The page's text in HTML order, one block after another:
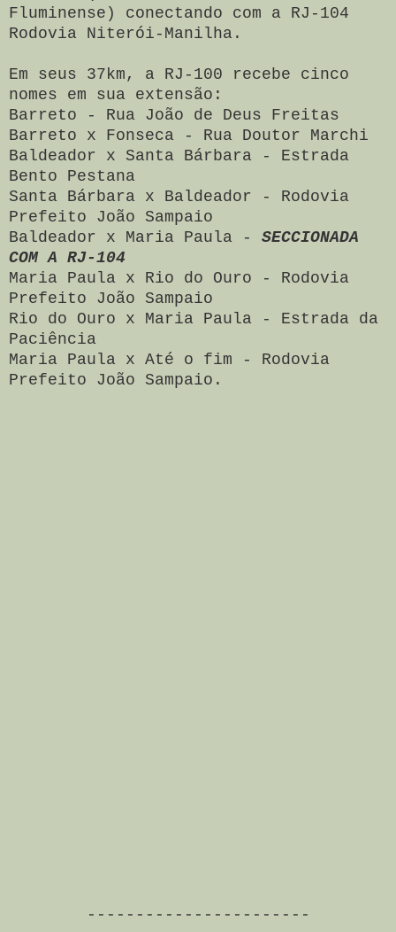
Fluminense) conectando com a RJ-104
Rodovia Niterói-Manilha.
Em seus 37km, a RJ-100 recebe cinco
nomes em sua extensão:
Barreto - Rua João de Deus Freitas
Barreto x Fonseca - Rua Doutor Marchi
Baldeador x Santa Bárbara - Estrada
Bento Pestana
Santa Bárbara x Baldeador - Rodovia
Prefeito João Sampaio
Baldeador x Maria Paula - SECCIONADA
COM A RJ-104
Maria Paula x Rio do Ouro - Rodovia
Prefeito João Sampaio
Rio do Ouro x Maria Paula - Estrada da
Paciência
Maria Paula x Até o fim - Rodovia
Prefeito João Sampaio.
-----------------------